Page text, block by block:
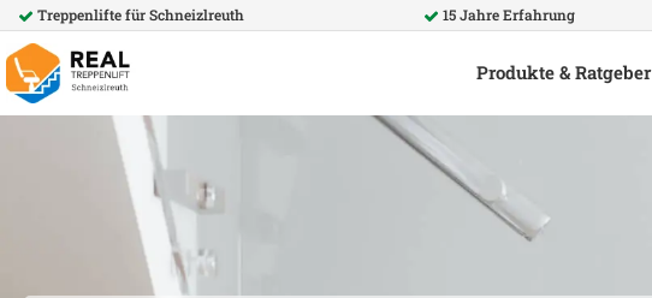
Treppenlifte fürSchneizlreuth 15 Jahre Erfahrung
Produkte & Ratgeber